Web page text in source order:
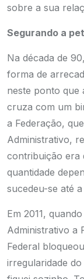
sobre a sua
Segurando a
Na década de
forma de
neste ponto que
cruza com um
a Federação,
Administrativo,
contribuição era
quantidade
sucedeu-se até
Em 2011,
Administrativo a
Federal
irregularidade